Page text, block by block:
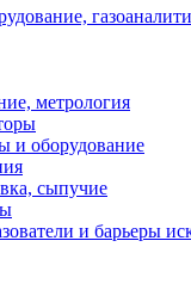
метрология
и оборудование
сыпучие
и барьеры